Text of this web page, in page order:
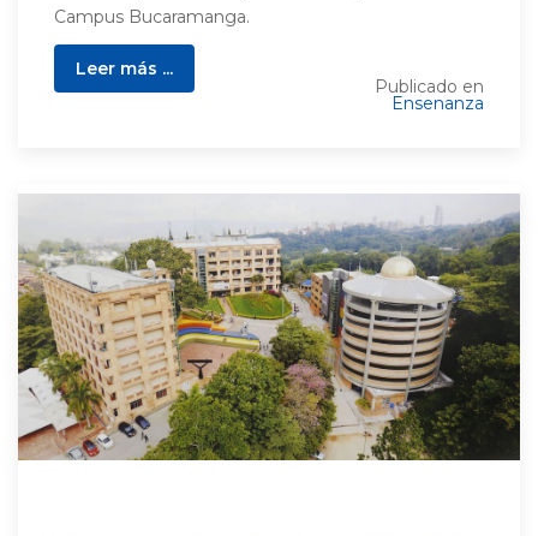
Campus Bucaramanga.
Leer más ...
Publicado en
Ensenanza